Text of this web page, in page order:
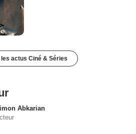
les actus Ciné & Séries
Abkarian